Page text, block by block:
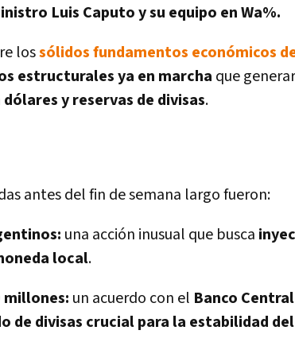
Luis Caputo y su equipo en Wa%.
lossólidos fundamentos económicos
estructurales ya en marcha que
y reservas de divisas.
antes del fin de semana largo fueron:
una acción inusual que busca
local.
millones: un acuerdo con el Banco
de divisas crucial para la estabilidad